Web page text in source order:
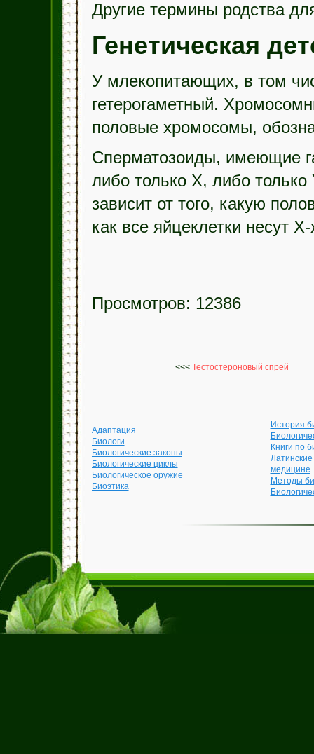
Другие термины родства
Генетическая
У млекопитающих, в том
гетерогаметный.
половые хромосомы,
Сперматозоиды, имеющие
либо только X, либо
зависит от того, какую
как все яйцеклетки несут
Просмотров: 12386
<<< Тестостероновый спрей
Адаптация
Биологи
Биологические законы
Биологические циклы
Биологическое оружие
Биоэтика
История
Книги по
медицине
Методы